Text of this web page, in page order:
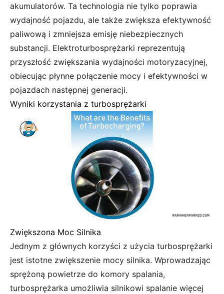
akumulatorów. Ta technologia nie tylko poprawia
wydajność pojazdu, ale także zwiększa efektywność
paliwową i zmniejsza emisję niebezpiecznych
substancji. Elektroturbosprężarki reprezentują
przyszłość zwiększania wydajności motoryzacyjnej,
obiecując płynne połączenie mocy i efektywności w
pojazdach następnej generacji.
Wyniki korzystania z turbosprężarki
Zwiększona Moc Silnika
Jednym z głównych korzyści z użycia turbosprężarki
jest istotne zwiększenie mocy silnika. Wprowadzając
sprężoną powietrze do komory spalania,
turbosprężarka umożliwia silnikowi spalanie więcej